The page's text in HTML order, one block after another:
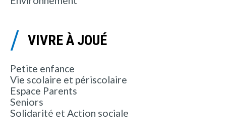
VIVRE À JOUÉ
Petite enfance
Vie scolaire et périscolaire
Espace Parents
Seniors
Solidarité et Action sociale